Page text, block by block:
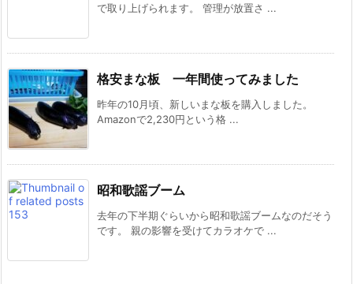
で取り上げられます。 管理が放置さ ...
格安まな板 一年間使ってみました
昨年の10月頃、新しいまな板を購入しました。
Amazonで2,230円という格 ...
昭和歌謡ブーム
去年の下半期ぐらいから昭和歌謡ブームなのだそう
です。 親の影響を受けてカラオケで ...